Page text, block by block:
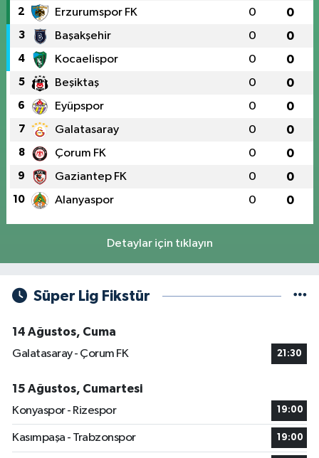
2 Erzurumspor FK 0 0
3 Başakşehir 0 0
4 Kocaelispor 0 0
5 Beşiktaş 0 0
6 Eyüpspor 0 0
7 Galatasaray 0 0
8 Çorum FK 0 0
9 Gaziantep FK 0 0
10 Alanyaspor 0 0
Detaylar için tıklayın
Süper Lig Fikstür
14 Ağustos, Cuma
Galatasaray - Çorum FK
21:30
15 Ağustos, Cumartesi
Konyaspor - Rizespor
19:00
Kasımpaşa - Trabzonspor 19:00